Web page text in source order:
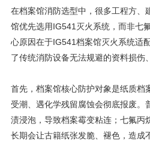
在档案馆消防选型中，很多工程方、
馆优先选用IG541灭火系统，而非七
心原因在于IG541档案馆灭火系统适
了传统消防设备无法规避的资料损伤
首先，档案馆核心防护对象是纸质档
受潮、遇化学残留腐蚀会彻底报废。
渍浸泡，导致档案霉变粘连；七氟丙
长期会让古籍纸张发脆、褪色，造成